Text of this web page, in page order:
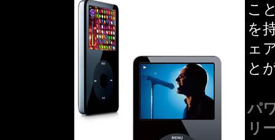
こ
を
ェ
と
パ
リ